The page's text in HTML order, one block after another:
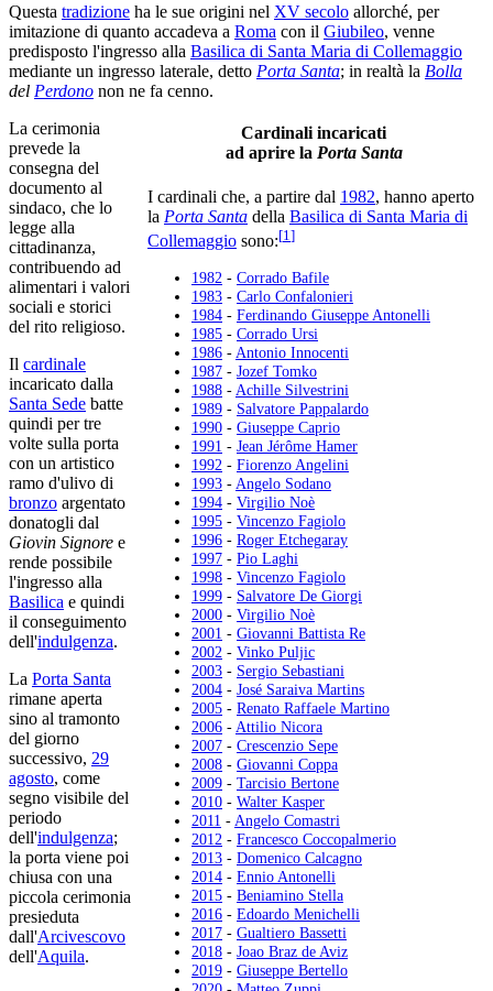
Questa tradizione ha le sue origini nel XV secolo allorché, per
imitazione di quanto accadeva a Roma con il Giubileo, venne
predisposto l'ingresso alla Basilica di Santa Maria di Collemaggio
mediante un ingresso laterale, detto Porta Santa; in realtà la Bolla
del Perdono non ne fa cenno.
Cardinali incaricati
ad aprire la Porta Santa
I cardinali che, a partire dal 1982, hanno aperto
la Porta Santa della Basilica di Santa Maria di
Collemaggio sono:[1 ]
1982 - Corrado Bafile
1983 - Carlo Confalonieri
1984 - Ferdinando Giuseppe Antonelli
1985 - Corrado Ursi
1986 - Antonio Innocenti
1987 - Jozef Tomko
1988 - Achille Silvestrini
1989 - Salvatore Pappalardo
1990 - Giuseppe Caprio
1991 - Jean Jérôme Hamer
1992 - Fiorenzo Angelini
1993 - Angelo Sodano
1994 - Virgilio Noè
1995 - Vincenzo Fagiolo
1996 - Roger Etchegaray
1997 - Pio Laghi
1998 - Vincenzo Fagiolo
1999 - Salvatore De Giorgi
2000 - Virgilio Noè
2001 - Giovanni Battista Re
2002 - Vinko Puljic
2003 - Sergio Sebastiani
2004 - José Saraiva Martins
2005 - Renato Raffaele Martino
2006 - Attilio Nicora
2007 - Crescenzio Sepe
2008 - Giovanni Coppa
2009 - Tarcisio Bertone
2010 - Walter Kasper
2011 - Angelo Comastri
2012 - Francesco Coccopalmerio
2013 - Domenico Calcagno
2014 - Ennio Antonelli
2015 - Beniamino Stella
2016 - Edoardo Menichelli
2017 - Gualtiero Bassetti
2018 - Joao Braz de Aviz
2019 - Giuseppe Bertello
La cerimonia
prevede la
consegna del
documento al
sindaco, che lo
legge alla
cittadinanza,
contribuendo ad
alimentari i valori
sociali e storici
del rito religioso.
Il cardinale
incaricato dalla
Santa Sede batte
quindi per tre
volte sulla porta
con un artistico
ramo d'ulivo di
bronzo argentato
donatogli dal
Giovin Signore e
rende possibile
l'ingresso alla
Basilica e quindi
il conseguimento
dell'indulgenza.
La Porta Santa
rimane aperta
sino al tramonto
del giorno
successivo, 29
agosto, come
segno visibile del
periodo
dell'indulgenza;
la porta viene poi
chiusa con una
piccola cerimonia
presieduta
dall'Arcivescovo
dell'Aquila.